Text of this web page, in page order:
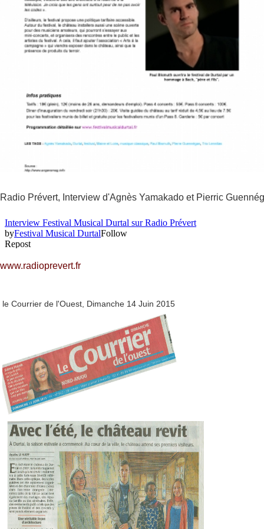
Radio Prévert, Interview d'Agnès Yamakado et Pierric
www.radioprevert.fr
le Courrier de l'Ouest, Dimanche 14 Juin 2015